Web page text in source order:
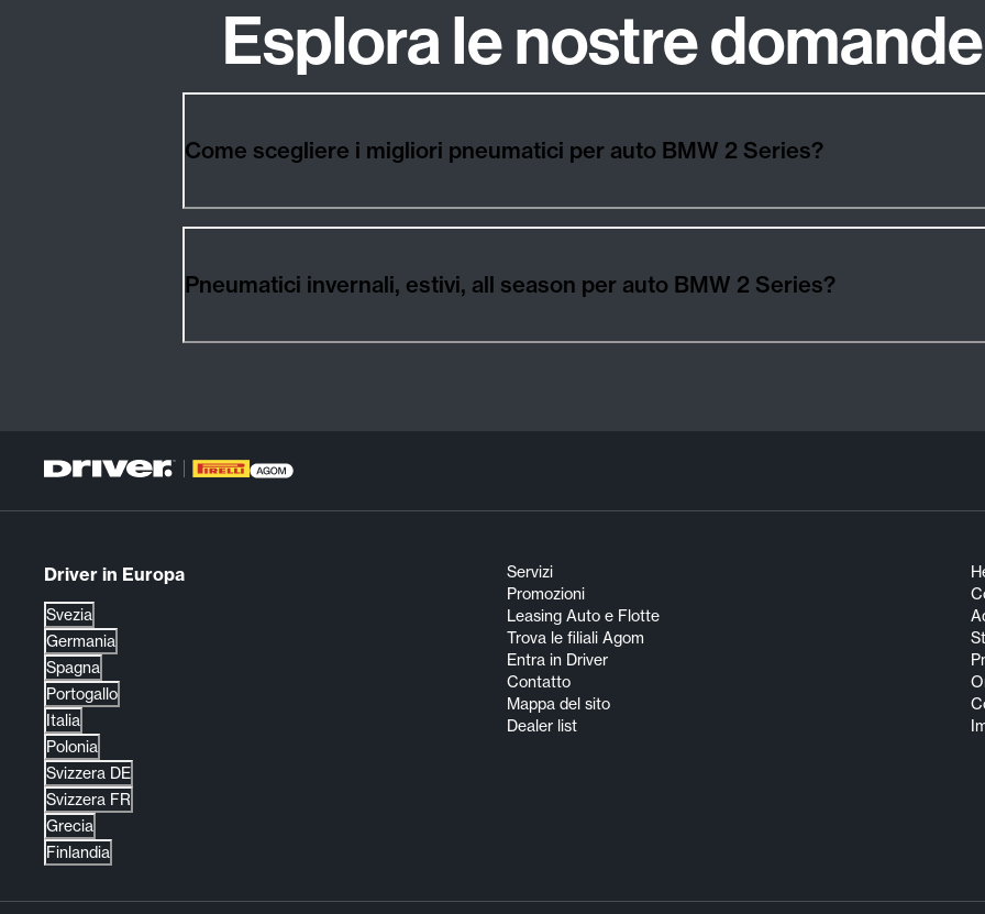
Esplora le nostre domande
Come scegliere i migliori pneumatici per auto BMW 2 Series?
Pneumatici invernali, estivi, all season per auto BMW 2 Series?
Driver in Europa
Svezia
Germania
Spagna
Portogallo
Italia
Polonia
Svizzera DE
Svizzera FR
Grecia
Finlandia
Servizi
Promozioni
Leasing Auto e Flotte
Trova le filiali Agom
Entra in Driver
Contatto
Mappa del sito
Dealer list